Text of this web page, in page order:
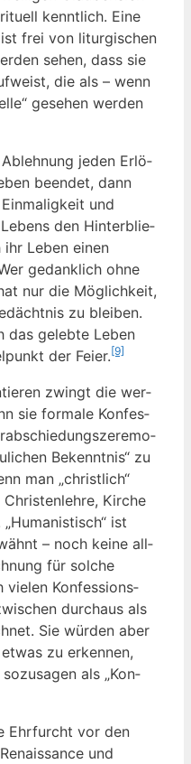
kennt­lich. Eine
frei von lit­ur­gi­schen
sehen, dass sie
die als – wenn
gese­hen wer­den
jeden Erlö­
been­det, dann
und
den Hin­ter­blie­
Leben einen
gedank­lich ohne
nur die Mög­lich­keit,
zu blei­ben.
das geleb­te Leben
der Fei­er.[9]
zwingt die wer­
sie for­ma­le Kon­fes­
Bekennt­nis“ zu
man „christ­lich“
Kir­che
ist
– noch kei­ne all­
für sol­che
vie­len Kon­fes­si­ons­
durch­aus als
Sie wür­den aber
zu erken­nen,
als „Kon­
Ehr­furcht vor den
und